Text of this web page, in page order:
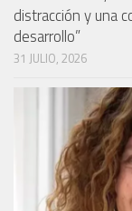
distracción y una
desarrollo”
31 JULIO, 2026